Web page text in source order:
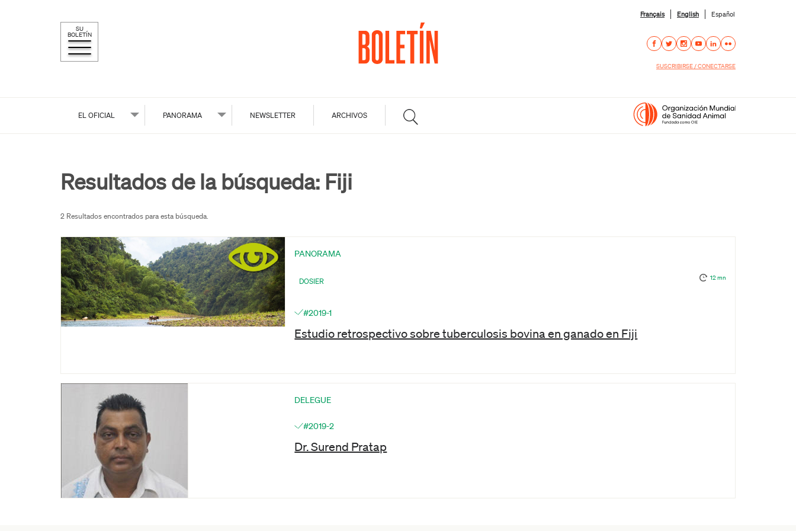
SU
BOLETÍN
Français English Español
SUSCRIBIRSE / CONECTARSE
EL OFICIAL PANORAMA NEWSLETTER ARCHIVOS
Resultados de la búsqueda: Fiji
2 Resultados encontrados para esta búsqueda.
PANORAMA
DOSIER 12 mn
#2019-1
Estudio retrospectivo sobre tuberculosis bovina en ganado en Fiji
DELEGUE
#2019-2
Dr. Surend Pratap